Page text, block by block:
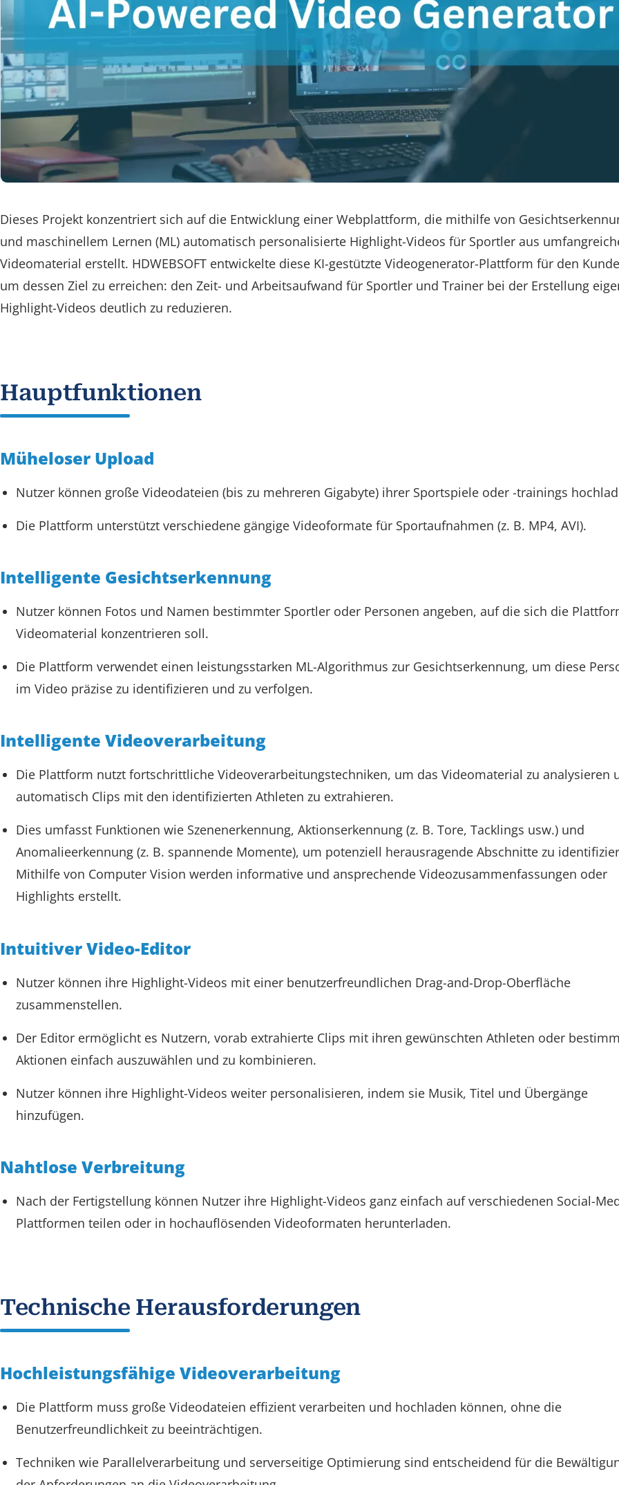
Dieses Projekt konzentriert sich auf die Entwicklung einer Webplattform, die mithilfe von
und maschinellem Lernen (ML) automatisch personalisierte Highlight-Videos für Sportler aus
Videomaterial erstellt. HDWEBSOFT entwickelte diese KI-gestützte Videogenerator-Plattform für den
um dessen Ziel zu erreichen: den Zeit- und Arbeitsaufwand für Sportler und Trainer bei der Erstellung
Highlight-Videos deutlich zu reduzieren.
Hauptfunktionen
Müheloser Upload
Nutzer können große Videodateien (bis zu mehreren Gigabyte) ihrer Sportspiele oder -trainings
Die Plattform unterstützt verschiedene gängige Videoformate für Sportaufnahmen (z. B. MP4, AVI).
Intelligente Gesichtserkennung
Nutzer können Fotos und Namen bestimmter Sportler oder Personen angeben, auf die sich die
Videomaterial konzentrieren soll.
Die Plattform verwendet einen leistungsstarken ML-Algorithmus zur Gesichtserkennung, um diese
im Video präzise zu identifizieren und zu verfolgen.
Intelligente Videoverarbeitung
Die Plattform nutzt fortschrittliche Videoverarbeitungstechniken, um das Videomaterial zu analysieren
automatisch Clips mit den identifizierten Athleten zu extrahieren.
Dies umfasst Funktionen wie Szenenerkennung, Aktionserkennung (z. B. Tore, Tacklings usw.) und
Anomalieerkennung (z. B. spannende Momente), um potenziell herausragende Abschnitte zu
Mithilfe von Computer Vision werden informative und ansprechende Videozusammenfassungen oder
Highlights erstellt.
Intuitiver Video-Editor
Nutzer können ihre Highlight-Videos mit einer benutzerfreundlichen Drag-and-Drop-Oberfläche
zusammenstellen.
Der Editor ermöglicht es Nutzern, vorab extrahierte Clips mit ihren gewünschten Athleten oder
Aktionen einfach auszuwählen und zu kombinieren.
Nutzer können ihre Highlight-Videos weiter personalisieren, indem sie Musik, Titel und Übergänge
hinzufügen.
Nahtlose Verbreitung
Nach der Fertigstellung können Nutzer ihre Highlight-Videos ganz einfach auf verschiedenen Social-
Plattformen teilen oder in hochauflösenden Videoformaten herunterladen.
Technische Herausforderungen
Hochleistungsfähige Videoverarbeitung
Die Plattform muss große Videodateien effizient verarbeiten und hochladen können, ohne die
Benutzerfreundlichkeit zu beeinträchtigen.
Techniken wie Parallelverarbeitung und serverseitige Optimierung sind entscheidend für die